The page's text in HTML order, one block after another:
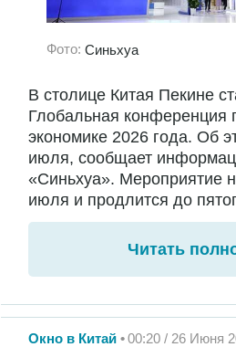
Фото: Синьхуа
В столице Китая Пекине
Глобальная конференция
экономике 2026 года. Об
июля, сообщает
«Синьхуа». Мероприятие
июля и продлится до
Читать
Окно в Китай 00:20 / 26 Июня